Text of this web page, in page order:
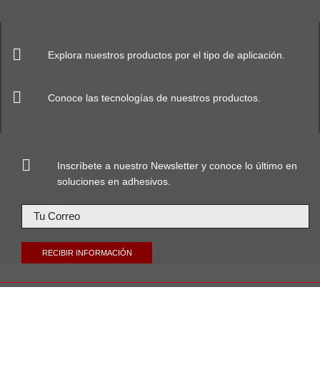
Explora nuestros productos por el tipo de aplicación.
Conoce las tecnologías de nuestros productos.
Inscríbete a nuestro Newsletter y conoce lo último en
soluciones en adhesivos.